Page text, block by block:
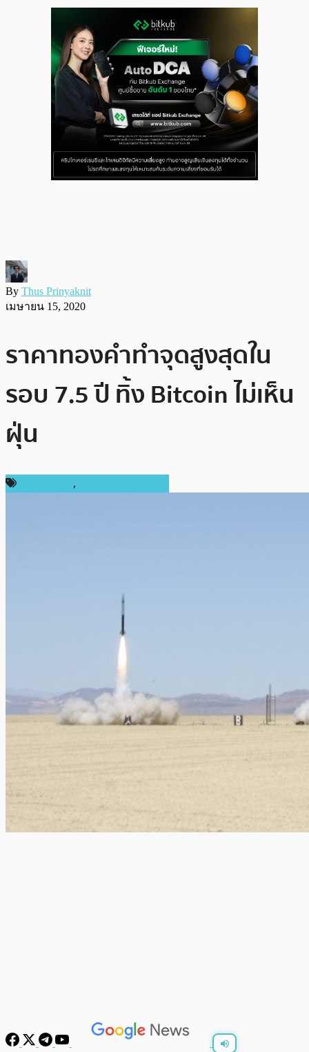
By Thus Prinyaknit
เมษายน 15, 2020
ราคาทองคำทำจุดสูงสุดใน
รอบ 7.5 ปี ทิ้ง Bitcoin ไม่เห็น
ฝุ่น
,